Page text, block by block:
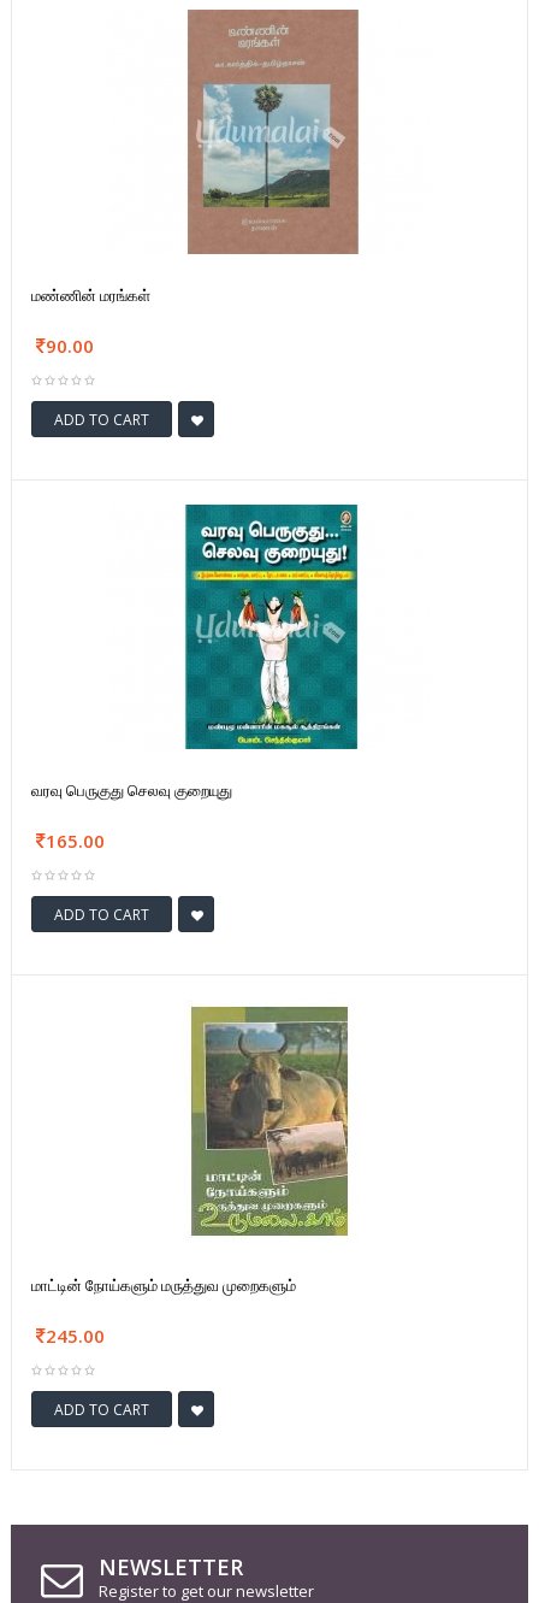
மண்ணின் மரங்கள்
90.00
ADD TO CART
வரவு பெருகுது செலவு குறையுது
165.00
ADD TO CART
மாட்டின் நோய்களும் மருத்துவ முறைகளும்
245.00
ADD TO CART
NEWSLETTER
Register to get our newsletter